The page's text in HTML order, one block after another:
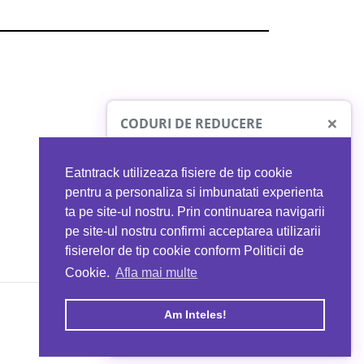
Eatntrack utilizeaza fisiere de tip cookie
pentru a personaliza si imbunatati experienta
ta pe site-ul nostru. Prin continuarea navigarii
pe site-ul nostru confirmi acceptarea utilizarii
fisierelor de tip cookie conform Politicii de
Cookie. Afla mai multe
Am Inteles!
CODURI DE REDUCERE ×
comandă
MYPROTEIN
Ai40%reducere la orice comandă
folosind codul EATTRACK